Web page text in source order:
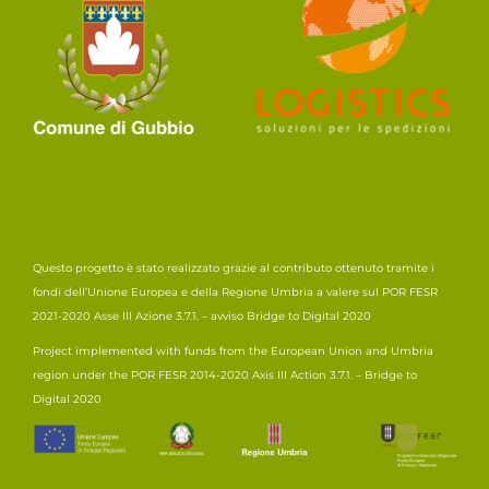
Questo progetto è stato realizzato grazie al contributo ottenuto tramite i
fondi dell’Unione Europea e della Regione Umbria a valere sul POR FESR
2021-2020 Asse III Azione 3.7.1. – avviso Bridge to Digital 2020
Project implemented with funds from the European Union and Umbria
region under the POR FESR 2014-2020 Axis III Action 3.7.1. – Bridge to
Digital 2020